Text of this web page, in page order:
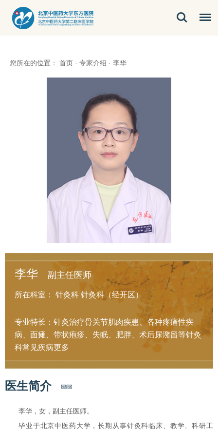
您所在的位置： 首页 · 专家介绍 · 李华
李华 副主任医师
所在科室： 针灸科 针灸科（经开区）
专业特长：针灸治疗骨关节肌肉疾患、各种疼痛性疾
病、面瘫、带状疱疹、失眠、肥胖、术后尿潴留等针灸
科常见疾病更多
医生简介
李华，女，副主任医师。
毕业于北京中医药大学，长期从事针灸科临床、教学、科研工